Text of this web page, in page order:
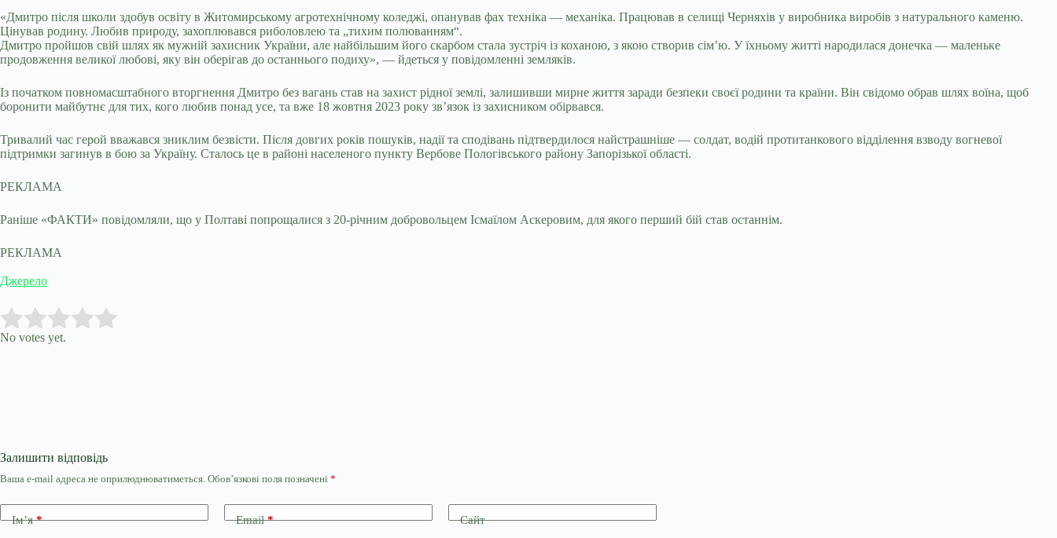
«Дмитро після школи здобув освіту в Житомирському агротехнічному коледжі, опанував фах техніка — механіка. Працював в селищі Черняхів у виробника виробів з натурального каменю.
Цінував родину. Любив природу, захоплювався риболовлею та „тихим полюванням“.
Дмитро пройшов свій шлях як мужній захисник України, але найбільшим його скарбом стала зустріч із коханою, з якою створив сім’ю. У їхньому житті народилася донечка — маленьке
продовження великої любові, яку він оберігав до останнього подиху», — йдеться у повідомленні земляків.
Із початком повномасштабного вторгнення Дмитро без вагань став на захист рідної землі, залишивши мирне життя заради безпеки своєї родини та країни. Він свідомо обрав шлях воїна, щоб
боронити майбутнє для тих, кого любив понад усе, та вже 18 жовтня 2023 року зв’язок із захисником обірвався.
Тривалий час герой вважався зниклим безвісти. Після довгих років пошуків, надії та сподівань підтвердилося найстрашніше — солдат, водій протитанкового відділення взводу вогневої
підтримки загинув в бою за Україну. Сталось це в районі населеного пункту Вербове Пологівського району Запорізької області.
РЕКЛАМА
Раніше «ФАКТИ» повідомляли, що у Полтаві попрощалися з 20-річним добровольцем Ісмаїлом Аскеровим, для якого перший бій став останнім.
РЕКЛАМА
Джерело
Rate this item:
No votes yet.
Залишити відповідь
Ваша e-mail адреса не оприлюднюватиметься. Обов’язкові поля позначені *
Ім’я* Email* Сайт